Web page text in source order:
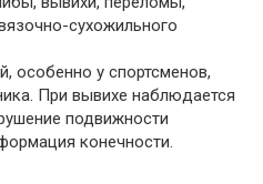
сухожильного
особенно у спортсменов,
При вывихе наблюдается
подвижности
конечности.